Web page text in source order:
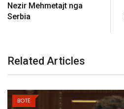
Nezir Mehmetajt nga
Serbia
Related Articles
BOTË